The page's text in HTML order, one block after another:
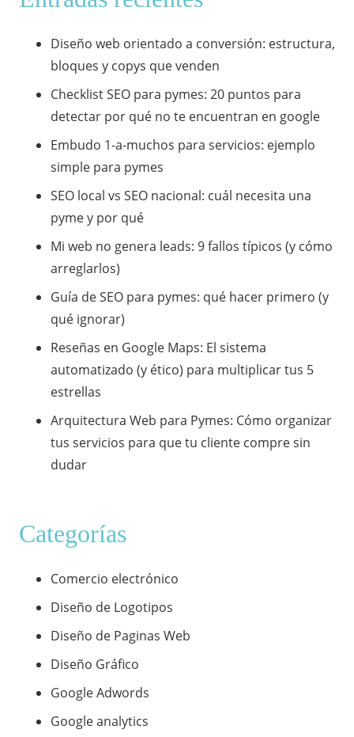
Diseño web orientado a conversión: estructura,
bloques y copys que venden
Checklist SEO para pymes: 20 puntos para
detectar por qué no te encuentran en google
Embudo 1-a-muchos para servicios: ejemplo
simple para pymes
SEO local vs SEO nacional: cuál necesita una
pyme y por qué
Mi web no genera leads: 9 fallos típicos (y cómo
arreglarlos)
Guía de SEO para pymes: qué hacer primero (y
qué ignorar)
​Reseñas en Google Maps: El sistema
automatizado (y ético) para multiplicar tus 5
estrellas
​Arquitectura Web para Pymes: Cómo organizar
tus servicios para que tu cliente compre sin
dudar
Categorías
Comercio electrónico
Diseño de Logotipos
Diseño de Paginas Web
Diseño Gráfico
Google Adwords
Google analytics